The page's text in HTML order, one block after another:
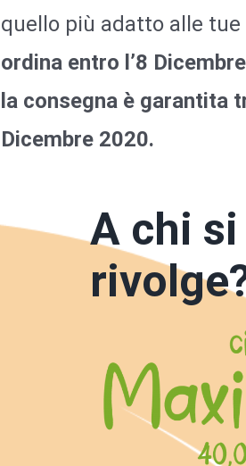
quello più adatto alle tue
ordina entro l’8
la consegna è garantita
Dicembre 2020.
A chi si